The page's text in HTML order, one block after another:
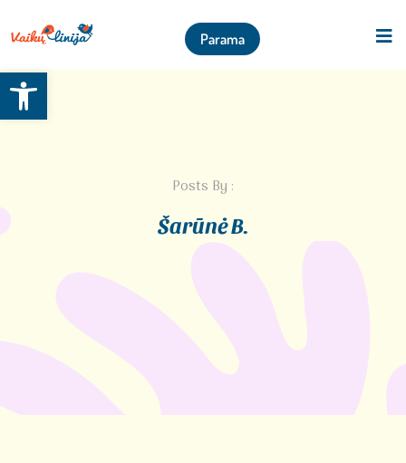
Open toolbar
Parama
Posts By :
Šarūnė B.